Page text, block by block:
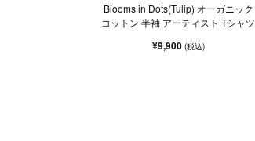
Blooms in Dots(Tulip) オーガニック
コットン 半袖 アーティスト Tシャツ
¥9,900 (税込)